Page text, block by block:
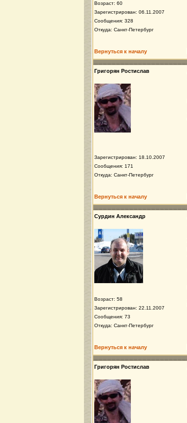
Возраст: 60
Зарегистрирован: 06.11.2007
Сообщения: 328
Откуда: Санкт-Петербург
Вернуться к началу
Григорян Ростислав
Зарегистрирован: 18.10.2007
Сообщения: 171
Откуда: Санкт-Петербург
Вернуться к началу
Сурдин Александр
Возраст: 58
Зарегистрирован: 22.11.2007
Сообщения: 73
Откуда: Санкт-Петербург
Вернуться к началу
Григорян Ростислав